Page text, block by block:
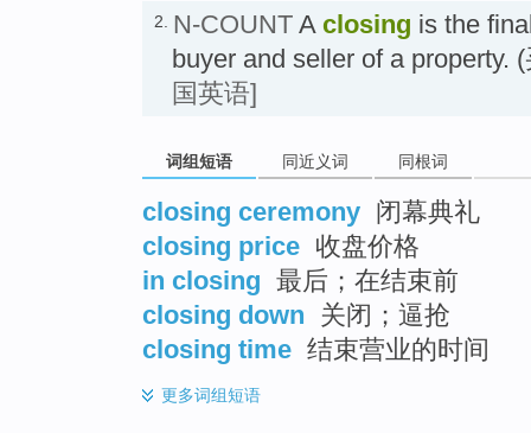
2. N-COUNT A closing is the
buyer and seller of a property.
国英语]
词组短语 同近义词 同根词
closing ceremony 闭幕典礼
closing price 收盘价格
in closing 最后；在结束前
closing down
关闭；逼抢
closing time 结束营业的时间
更多词组短语